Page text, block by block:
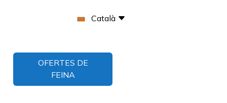
Català
OFERTES DE
FEINA